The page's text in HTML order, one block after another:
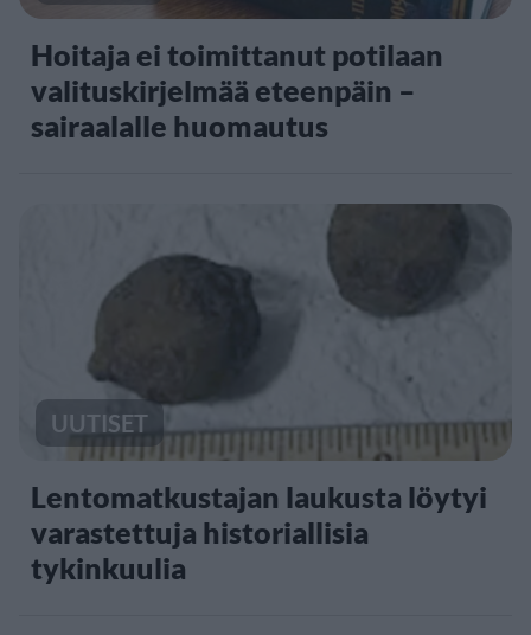
Hoitaja ei toimittanut potilaan
valituskirjelmää eteenpäin –
sairaalalle huomautus
UUTISET
Lentomatkustajan laukusta löytyi
varastettuja historiallisia
tykinkuulia